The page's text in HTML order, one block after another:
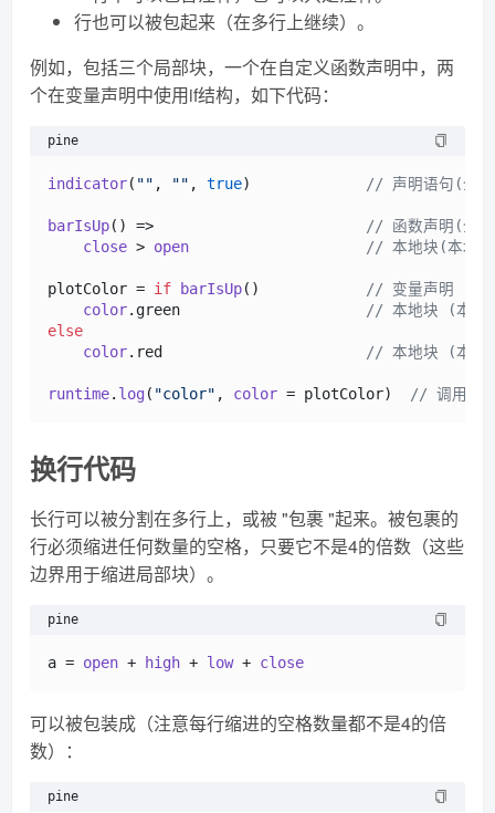
行也可以被包起来（在多行上继续）。
例如，包括三个局部块，一个在自定义函数声明中，两
个在变量声明中使用if结构，如下代码：
pine
indicator( "" , "" , true) // 声明语句(全局
barIsUp() =>
// 函数声明(全
close > open // 本地块(本地
plotColor = if barIsUp()
// 变量声明 (全
color. green
// 本地块 (本地
else
color. red // 本地块 (本地
runtime. log( "color" , color = plotColor) // 调用一
换行代码
长行可以被分割在多行上，或被 "包裹 "起来。被包裹的
行必须缩进任何数量的空格，只要它不是4的倍数（这些
边界用于缩进局部块）。
pine
a = open + high + low + close
可以被包装成（注意每行缩进的空格数量都不是4的倍
数）：
pine